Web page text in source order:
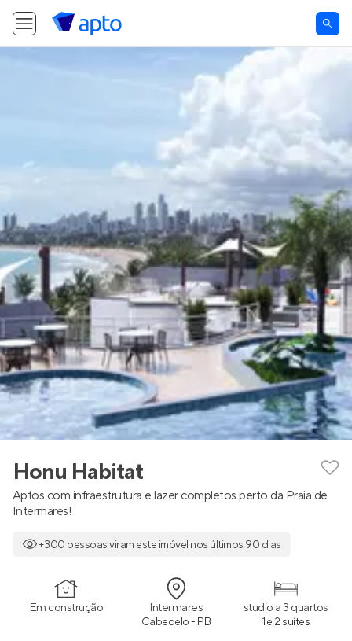
Honu Habitat
Aptos com infraestrutura e lazer completos perto da Praia de
Intermares!
+300 pessoas viram este imóvel nos últimos 90 dias
Em construção Intermares
Cabedelo - PB
studio a 3 quartos
1 e 2 suítes